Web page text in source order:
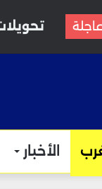
الأخبار